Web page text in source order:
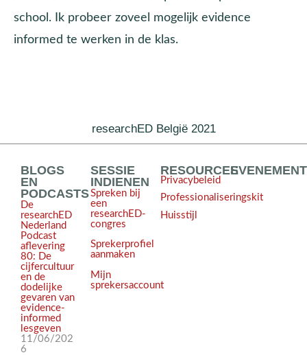
school. Ik probeer zoveel mogelijk evidence
informed te werken in de klas.
researchED België 2021
BLOGS
EN
PODCASTS
De
researchED
Nederland
Podcast
aflevering
80: De
cijfercultuur
en de
dodelijke
gevaren van
evidence-
informed
lesgeven
11/06/202
6
SESSIE
INDIENEN
Spreken bij
een
researchED-
congres
Sprekerprofiel
aanmaken
Mijn
sprekersaccount
RESOURCES
Privacybeleid
Professionaliseringskit
Huisstijl